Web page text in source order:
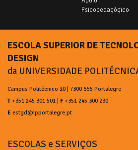
Psicopedagógico
ESCOLA SUPERIOR DE
DESIGN
da UNIVERSIDADE
Campus Politécnico 10 | 7300-555 Portalegre
T +351 245 301 501 | F+351 245 300 230
E estgd@ipportalegre.pt
ESCOLAS e SERVIÇOS